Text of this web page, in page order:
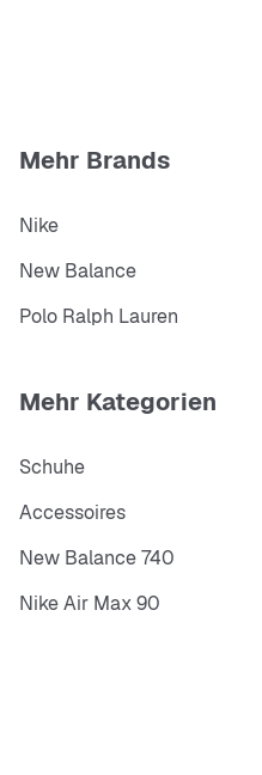
Mehr Brands
Nike
New Balance
Polo Ralph Lauren
Mehr Kategorien
Schuhe
Accessoires
New Balance 740
Nike Air Max 90